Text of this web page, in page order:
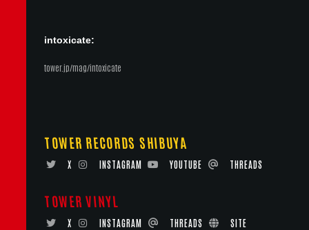
intoxicate:
tower.jp/mag/intoxicate
TOWER RECORDS SHIBUYA
X INSTAGRAM YOUTUBE THREADS
TOWER VINYL
X INSTAGRAM THREADS SITE